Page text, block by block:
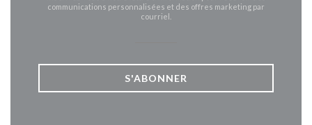
communications personnalisées et des offres marketing par
courriel.
S'ABONNER